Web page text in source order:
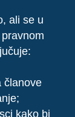
ali se u
članove
kako bi